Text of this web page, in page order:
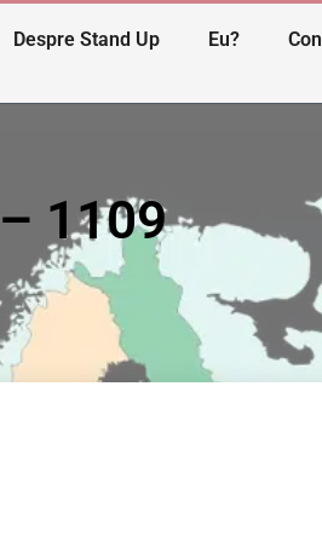
Despre Stand Up Eu?
1109